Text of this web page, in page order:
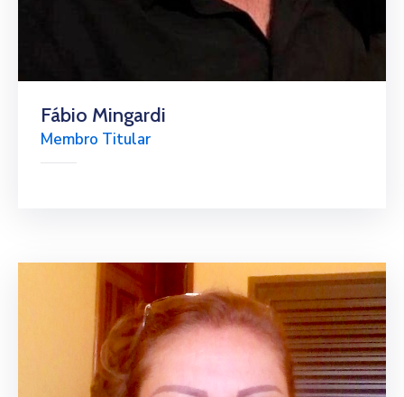
Fábio Mingardi
Membro Titular